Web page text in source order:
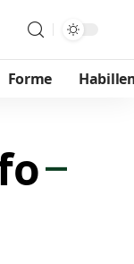
Forme